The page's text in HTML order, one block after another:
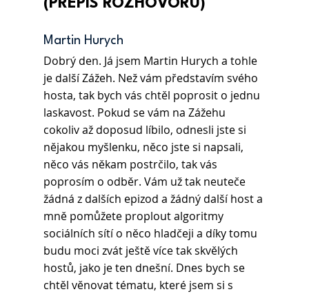
(PŘEPIS ROZHOVORU)
Martin Hurych
Dobrý den. Já jsem Martin Hurych a tohle
je další Zážeh. Než vám představím svého
hosta, tak bych vás chtěl poprosit o jednu
laskavost. Pokud se vám na Zážehu
cokoliv až doposud líbilo, odnesli jste si
nějakou myšlenku, něco jste si napsali,
něco vás někam postrčilo, tak vás
poprosím o odběr. Vám už tak neuteče
žádná z dalších epizod a žádný další host a
mně pomůžete proplout algoritmy
sociálních sítí o něco hladčeji a díky tomu
budu moci zvát ještě více tak skvělých
hostů, jako je ten dnešní. Dnes bych se
chtěl věnovat tématu, které jsem si s